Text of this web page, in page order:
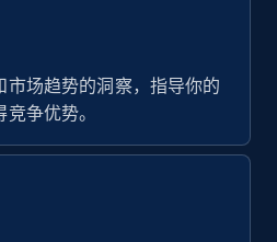
市场趋势的洞察，指导你的
争优势。